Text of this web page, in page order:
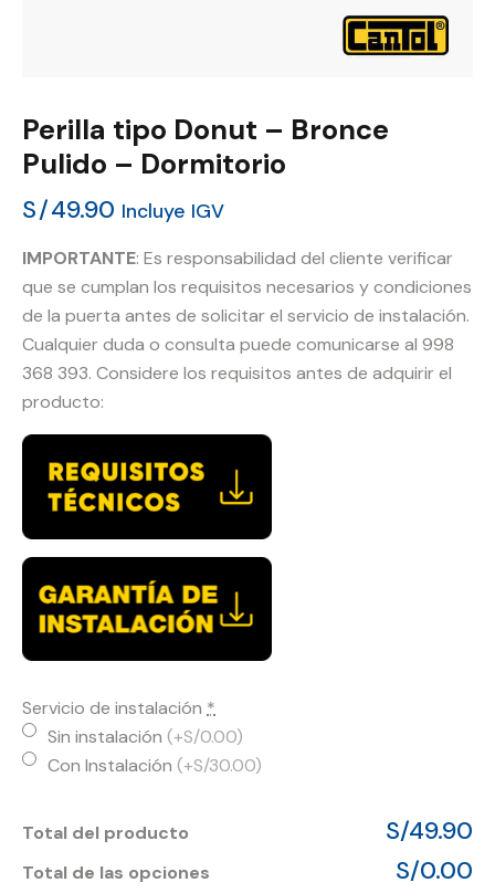
Perilla tipo Donut – Bronce
Pulido – Dormitorio
S/49.90 Incluye IGV
IMPORTANTE: Es responsabilidad del cliente verificar
que se cumplan los requisitos necesarios y condiciones
de la puerta antes de solicitar el servicio de instalación.
Cualquier duda o consulta puede comunicarse al 998
368 393. Considere los requisitos antes de adquirir el
producto:
Servicio de instalación *
Sin instalación (+S/0.00)
Con Instalación (+S/30.00)
Total del producto S/49.90
Total de las opciones S/0.00